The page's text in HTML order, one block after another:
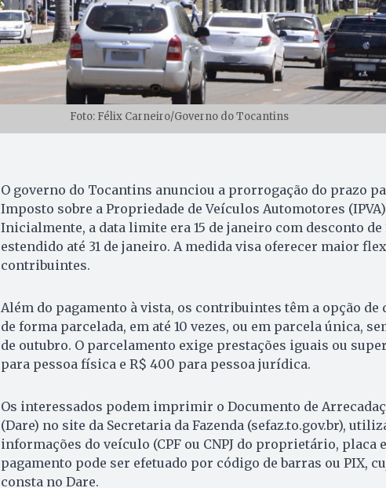
Foto: Félix Carneiro/Governo do Tocantins
O governo do Tocantins anunciou a prorrogação do prazo
Imposto sobre a Propriedade de Veículos Automotores
Inicialmente, a data limite era 15 de janeiro com desconto de
estendido até 31 de janeiro. A medida visa oferecer maior
contribuintes.
Além do pagamento à vista, os contribuintes têm a opção
de forma parcelada, em até 10 vezes, ou em parcela única,
de outubro. O parcelamento exige prestações iguais ou
para pessoa física e R$ 400 para pessoa jurídica.
Os interessados podem imprimir o Documento de
(Dare) no site da Secretaria da Fazenda (sefaz.to.gov.br),
informações do veículo (CPF ou CNPJ do proprietário, placa
pagamento pode ser efetuado por código de barras ou PIX,
consta no Dare.